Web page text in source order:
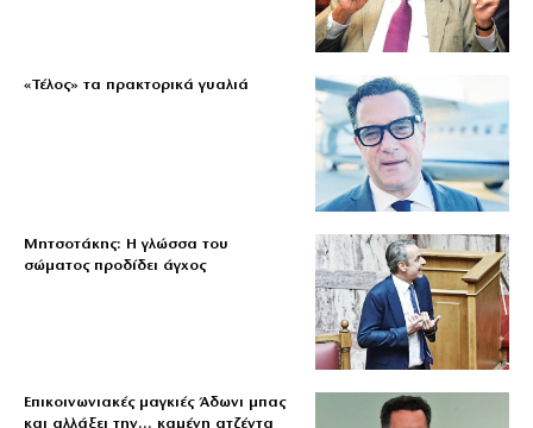
«Τέλος» τα πρακτορικά γυαλιά
Μητσοτάκης: Η γλώσσα του
σώματος προδίδει άγχος
Επικοινωνιακές μαγκιές Άδωνι μπας
και αλλάξει την… καμένη ατζέντα